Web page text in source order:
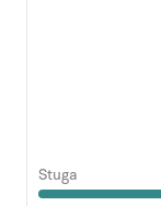
Stuga